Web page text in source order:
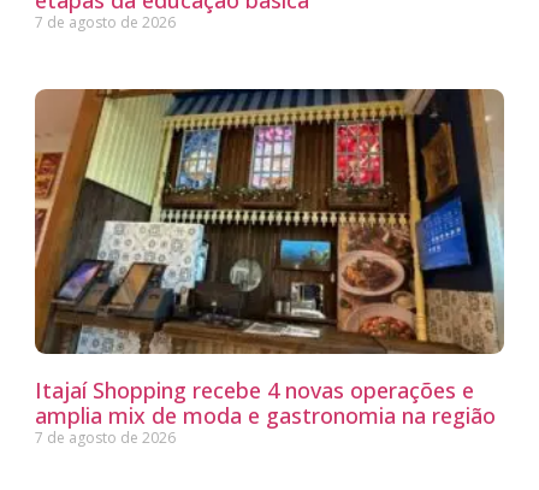
7 de agosto de 2026
Itajaí Shopping recebe 4 novas operações e
amplia mix de moda e gastronomia na região
7 de agosto de 2026